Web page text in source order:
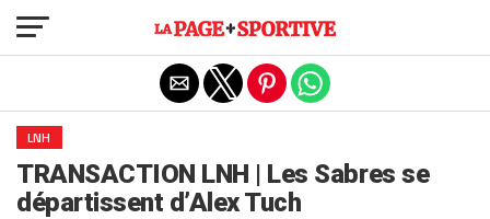
LNH
TRANSACTION LNH | Les Sabres se
départissent d’Alex Tuch
Exit mobile version